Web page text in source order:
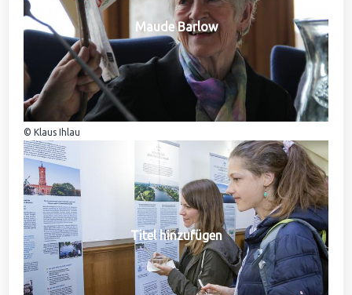
Maude Barlow
© Klaus Ihlau
Titel hinzufügen